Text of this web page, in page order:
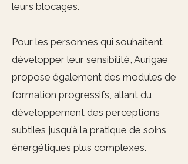
leurs blocages.
Pour les personnes qui souhaitent
développer leur sensibilité, Aurigae
propose également des modules de
formation progressifs, allant du
développement des perceptions
subtiles jusqu’à la pratique de soins
énergétiques plus complexes.